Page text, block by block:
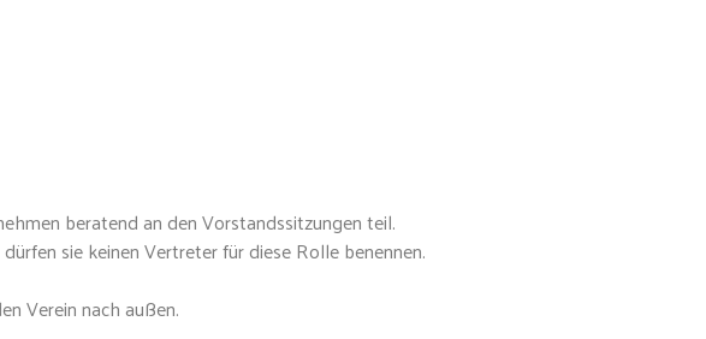
beratend an den Vorstandssitzungen teil.
sie keinen Vertreter für diese Rolle benennen.
Verein nach außen.